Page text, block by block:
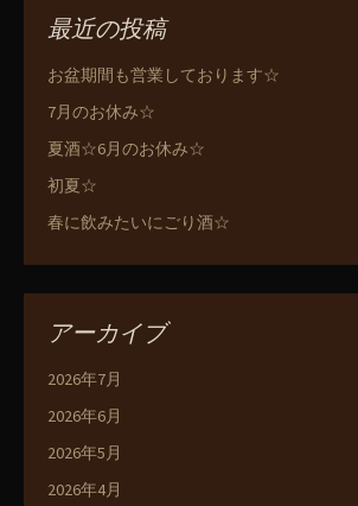
最近の投稿
お盆期間も営業しております☆
7月のお休み☆
夏酒☆6月のお休み☆
初夏☆
春に飲みたいにごり酒☆
アーカイブ
2026年7月
2026年6月
2026年5月
2026年4月